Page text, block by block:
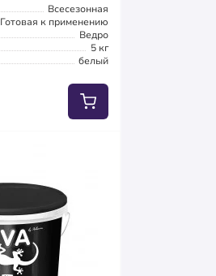
Всесезонная
Готовая к применению
Ведро
5 кг
белый